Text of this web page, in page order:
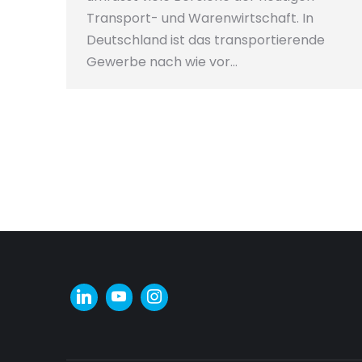
Transport- und Warenwirtschaft. In
Deutschland ist das transportierende
Gewerbe nach wie vor…